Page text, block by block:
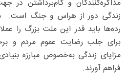
مذاکره‌کنندگان و گام‌برداشتن در
زندگی دور از هراس و جنگ است.
رده‌ها باید قدر این ملت بزرگ را
برای جلب رضایت عموم مردم و
مزایای زندگی به‌خصوص مبارزه
فراهم آورند.